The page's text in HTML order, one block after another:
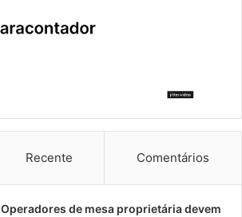
Recente Comentários
Operadores de mesa proprietária devem